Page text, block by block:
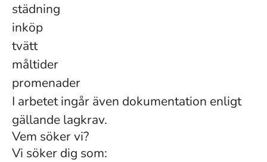
städning
inköp
tvätt
måltider
promenader
I arbetet ingår även dokumentation enligt
gällande lagkrav.
Vem söker vi?
Vi söker dig som: